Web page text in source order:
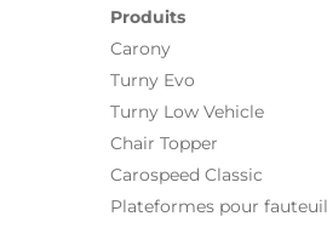
Produits
Carony
Turny Evo
Turny Low Vehicle
Chair Topper
Carospeed Classic
Plateformes pour